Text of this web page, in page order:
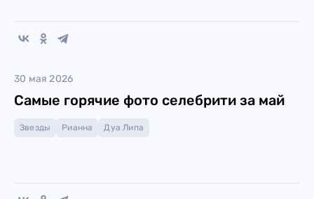
30 мая 2026
Самые горячие фото селебрити за май
Звезды Рианна Дуа Липа